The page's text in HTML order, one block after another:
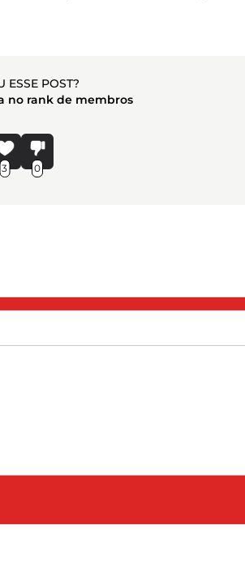
ESSE POST?
no rank de membros
3 0